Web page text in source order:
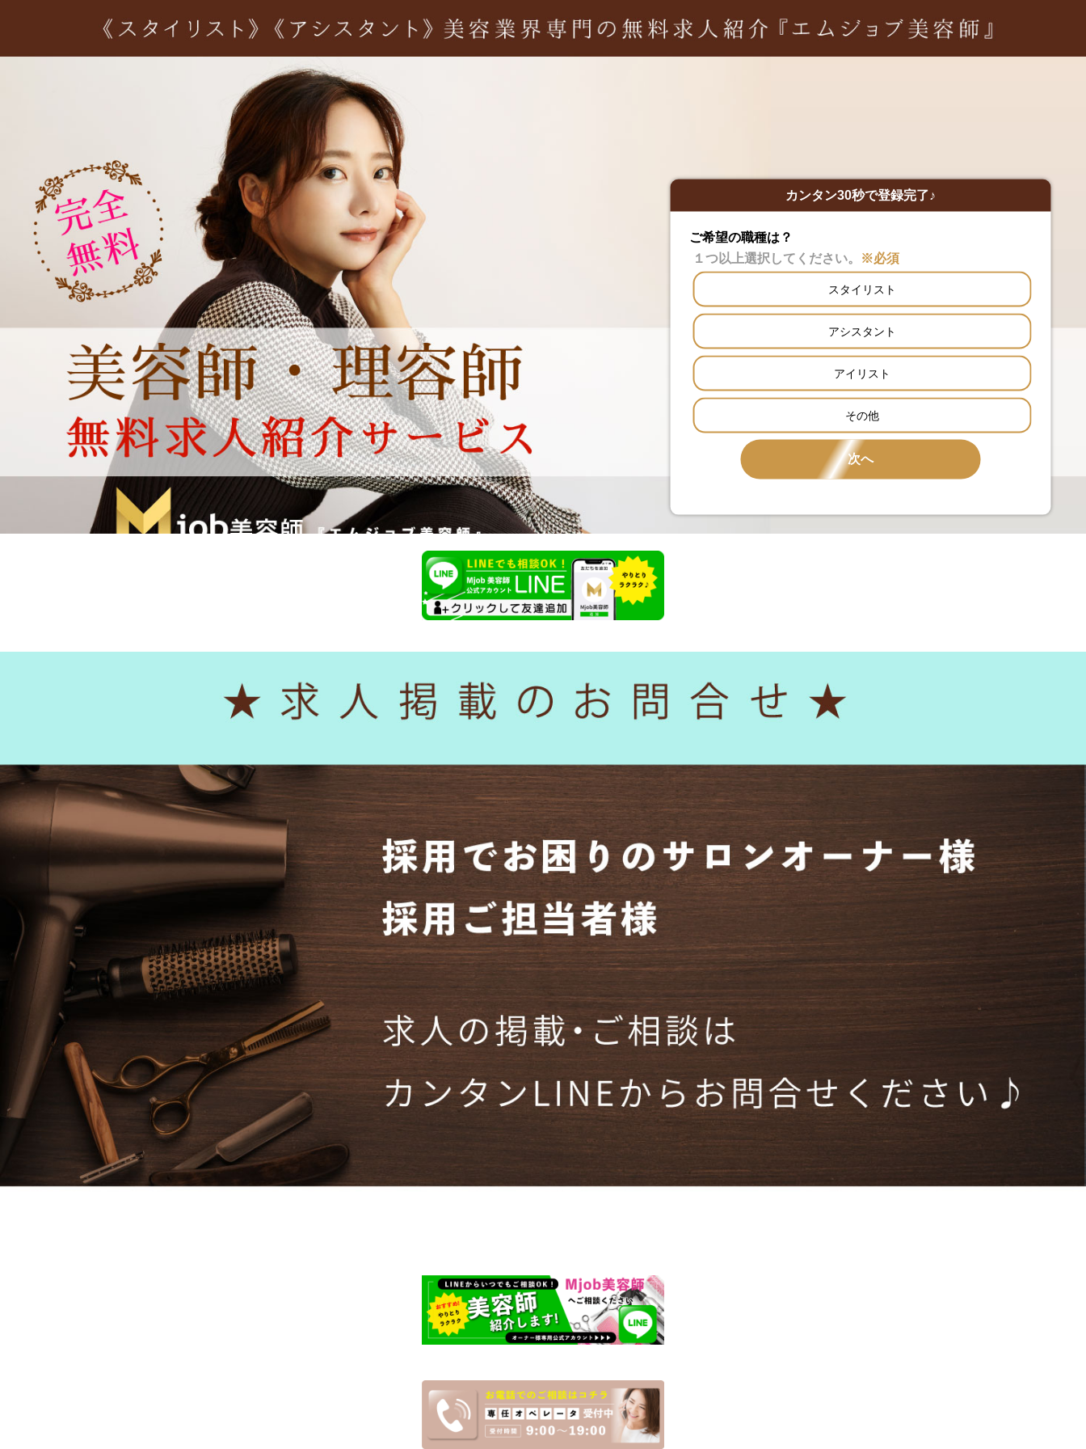
カンタン30秒で登録完了♪
ご希望の職種は？
１つ以上選択してください。 ※必須
スタイリスト
アシスタント
アイリスト
その他
次へ